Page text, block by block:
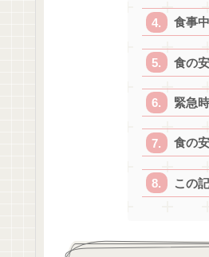
食事
食の
緊急
食の
この